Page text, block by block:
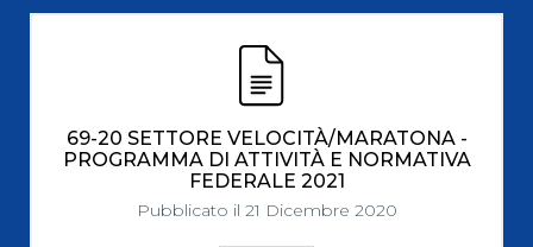
69-20 SETTORE VELOCITÀ/MARATONA -
PROGRAMMA DI ATTIVITÀ E NORMATIVA
FEDERALE 2021
Pubblicato il 21 Dicembre 2020